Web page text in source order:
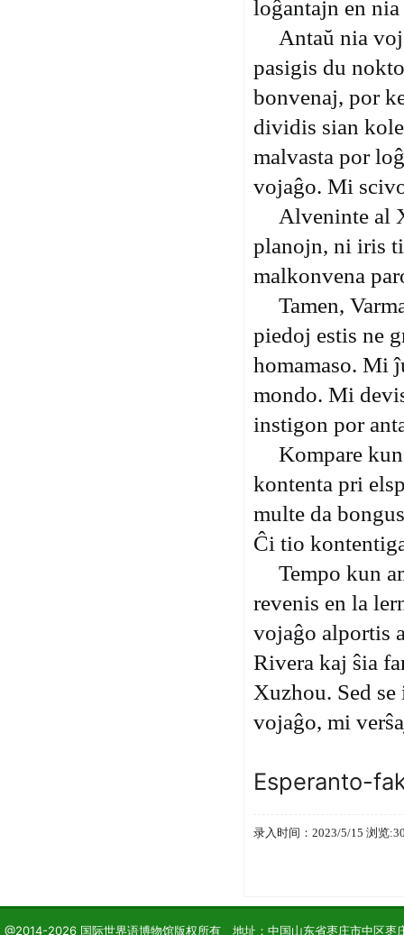
loĝantajn en
Antaŭ nia
pasigis du
bonvenaj, por
dividis sian
malvasta por
vojaĝo. Mi
Alveninte al
planojn, ni iris
malkonvena
Tamen,
piedoj estis ne
homamaso. Mi
mondo. Mi
instigon por
Kompare
kontenta pri
multe da
Ĉi tio
Tempo kun
revenis en la
vojaĝo alportis
Rivera kaj ŝia
Xuzhou. Sed
vojaĝo, mi
Esperanto-
录入时间：2023/5/15 浏览
@2014-2026 国际世界语博物馆版权所有 地址：中国山东省枣庄市中区